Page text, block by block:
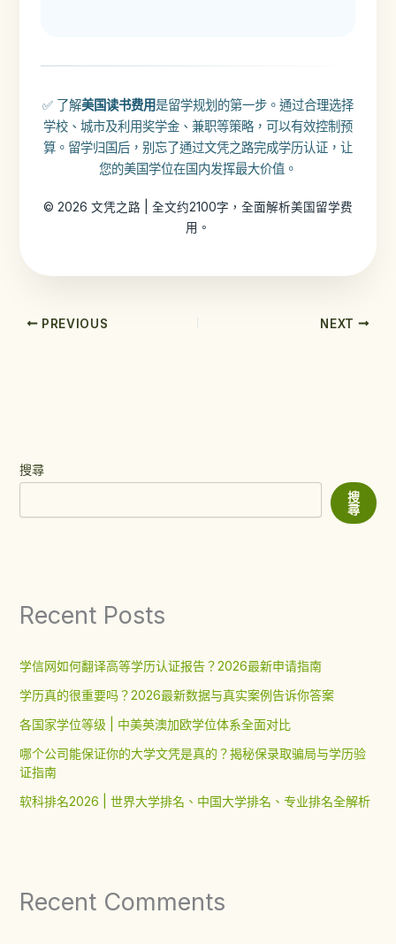
✅ 了解美国读书费用是留学规划的第一步。通过合理选择
学校、城市及利用奖学金、兼职等策略，可以有效控制预
算。留学归国后，别忘了通过文凭之路完成学历认证，让
您的美国学位在国内发挥最大价值。
© 2026 文凭之路 | 全文约2100字，全面解析美国留学费
用。
PREVIOUS NEXT
搜尋
搜
尋
Recent Posts
学信网如何翻译高等学历认证报告？2026最新申请指南
学历真的很重要吗？2026最新数据与真实案例告诉你答案
各国家学位等级 | 中美英澳加欧学位体系全面对比
哪个公司能保证你的大学文凭是真的？揭秘保录取骗局与学历验
证指南
软科排名2026 | 世界大学排名、中国大学排名、专业排名全解析
Recent Comments